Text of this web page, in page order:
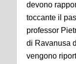
devono
toccante il
professor
di Ravanusa
vengono